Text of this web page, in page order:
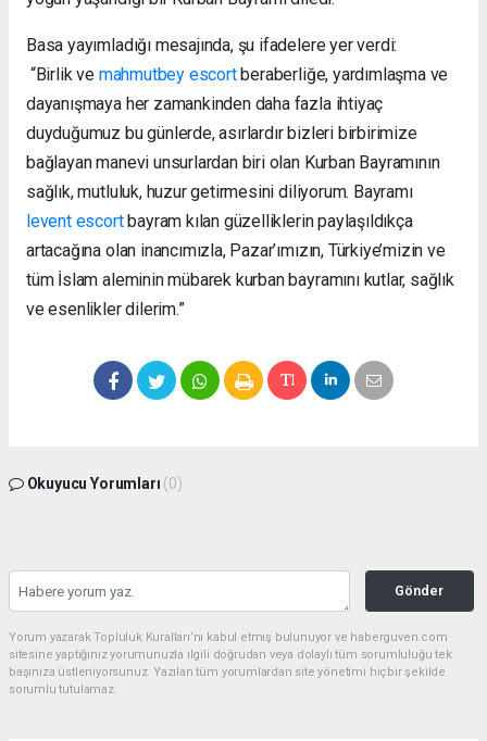
Basa yayımladığı mesajında, şu ifadelere yer verdi:
“Birlik ve mahmutbey escortberaberliğe, yardımlaşma ve
dayanışmaya her zamankinden daha fazla ihtiyaç
duyduğumuz bu günlerde, asırlardır bizleri birbirimize
bağlayan manevi unsurlardan biri olan Kurban Bayramının
sağlık, mutluluk, huzur getirmesini diliyorum. Bayramı
levent escortbayram kılan güzelliklerin paylaşıldıkça
artacağına olan inancımızla, Pazar’ımızın, Türkiye’mizin ve
tüm İslam aleminin mübarek kurban bayramını kutlar, sağlık
ve esenlikler dilerim.”
Okuyucu Yorumları (0)
Gönder
Yorum yazarak Topluluk Kuralları’nı kabul etmiş bulunuyor ve haberguven.com
sitesine yaptığınız yorumunuzla ilgili doğrudan veya dolaylı tüm sorumluluğu tek
başınıza üstleniyorsunuz. Yazılan tüm yorumlardan site yönetimi hiçbir şekilde
sorumlu tutulamaz.